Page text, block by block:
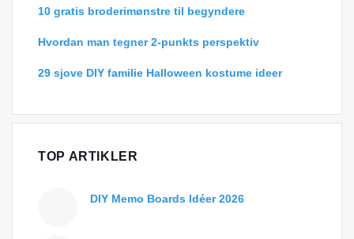
10 gratis broderimønstre til begyndere
Hvordan man tegner 2-punkts perspektiv
29 sjove DIY familie Halloween kostume ideer
TOP ARTIKLER
DIY Memo Boards Idéer 2026